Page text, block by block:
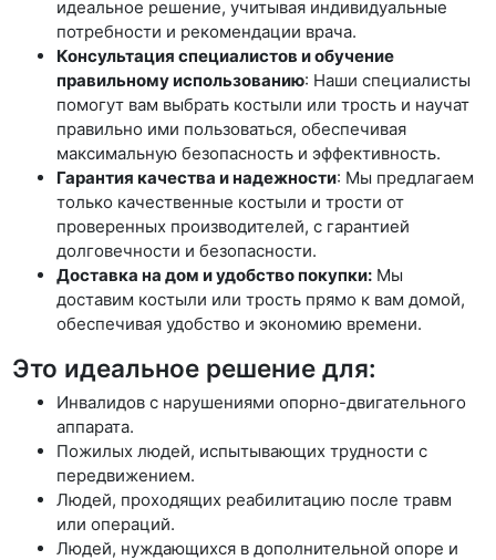
идеальное решение, учитывая индивидуальные
потребности и рекомендации врача.
Консультация специалистов и обучение
правильному использованию: Наши специалисты
помогут вам выбрать костыли или трость и научат
правильно ими пользоваться, обеспечивая
максимальную безопасность и эффективность.
Гарантия качества и надежности: Мы предлагаем
только качественные костыли и трости от
проверенных производителей, с гарантией
долговечности и безопасности.
Доставка на дом и удобство покупки: Мы
доставим костыли или трость прямо к вам домой,
обеспечивая удобство и экономию времени.
Это идеальное решение для:
Инвалидов с нарушениями опорно-двигательного
аппарата.
Пожилых людей, испытывающих трудности с
передвижением.
Людей, проходящих реабилитацию после травм
или операций.
Людей, нуждающихся в дополнительной опоре и